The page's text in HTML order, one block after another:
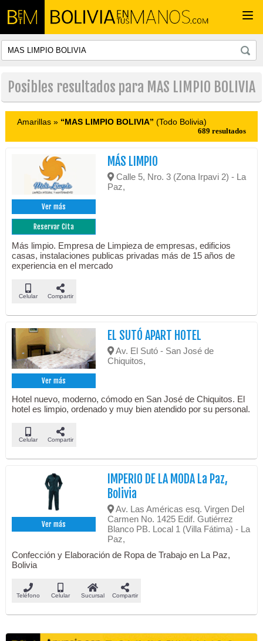
Posibles resultados para MAS LIMPIO BOLIVIA
Amarillas » “MAS LIMPIO BOLIVIA” (Todo Bolivia)
689 resultados
Ver más
Reservar Cita
MÁS LIMPIO
Calle 5, Nro. 3 (Zona Irpavi 2) - La
Paz,
Más limpio. Empresa de Limpieza de empresas, edificios
casas, instalaciones publicas privadas más de 15 años de
experiencia en el mercado
Celular Compartir
Ver más
EL SUTÓ APART HOTEL
Av. El Sutó - San José de
Chiquitos,
Hotel nuevo, moderno, cómodo en San José de Chiquitos. El
hotel es limpio, ordenado y muy bien atendido por su personal.
Celular Compartir
Ver más
IMPERIO DE LA MODA La Paz,
Bolivia
Av. Las Américas esq. Virgen Del
Carmen No. 1425 Edif. Gutiérrez
Blanco PB. Local 1 (Villa Fátima) - La
Paz,
Confección y Elaboración de Ropa de Trabajo en La Paz,
Bolivia
Teléfono Celular Sucursal Compartir